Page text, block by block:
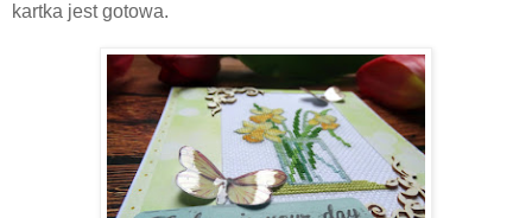
kartka jest gotowa.